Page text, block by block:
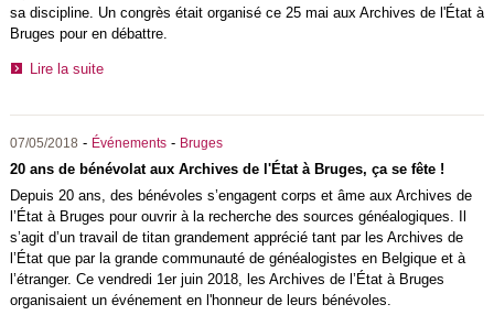
sa discipline. Un congrès était organisé ce 25 mai aux Archives de l'État à
Bruges pour en débattre.
Lire la suite
07/05/2018 - Événements- Bruges
20 ans de bénévolat aux Archives de l'État à Bruges, ça se fête !
Depuis 20 ans, des bénévoles s’engagent corps et âme aux Archives de
l’État à Bruges pour ouvrir à la recherche des sources généalogiques. Il
s’agit d’un travail de titan grandement apprécié tant par les Archives de
l’État que par la grande communauté de généalogistes en Belgique et à
l’étranger. Ce vendredi 1er juin 2018, les Archives de l’État à Bruges
organisaient un événement en l'honneur de leurs bénévoles.